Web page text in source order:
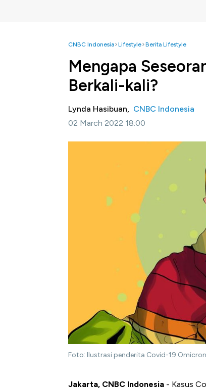
CNBC Indonesia Lifestyle Berita Lifestyle
Mengapa
Berkali-kali?
Lynda Hasibuan, CNBC Indonesia
02 March 2022 18:00
Foto: Ilustrasi penderita Covid-19
Jakarta, CNBC Indonesia - Kasus